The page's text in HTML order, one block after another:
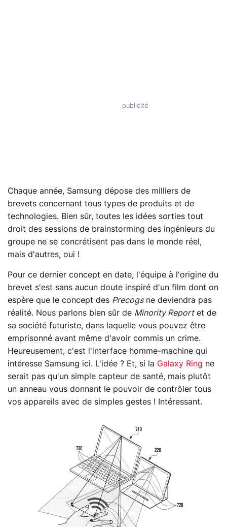
Chaque année, Samsung dépose des milliers de
brevets concernant tous types de produits et de
technologies. Bien sûr, toutes les idées sorties tout
droit des sessions de brainstorming des ingénieurs du
groupe ne se concrétisent pas dans le monde réel,
mais d'autres, oui !
Pour ce dernier concept en date, l'équipe à l'origine du
brevet s'est sans aucun doute inspiré d'un film dont on
espère que le concept des Precogsne deviendra pas
réalité. Nous parlons bien sûr de Minority Reportet de
sa société futuriste, dans laquelle vous pouvez être
emprisonné avant même d'avoir commis un crime.
Heureusement, c'est l'interface homme-machine qui
intéresse Samsung ici. L'idée ? Et, si la Galaxy Ring ne
serait pas qu'un simple capteur de santé, mais plutôt
un anneau vous donnant le pouvoir de contrôler tous
vos appareils avec de simples gestes ! Intéressant.